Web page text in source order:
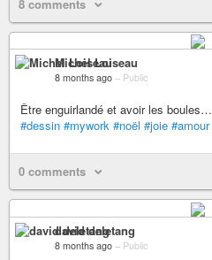
8 comments
Michel Loiseau
8 months ago – Public
Être enguirlandé et avoir les boules…
#dessin #mywork #noël #joie #amour
0 comments
david deletang
8 months ago – Public